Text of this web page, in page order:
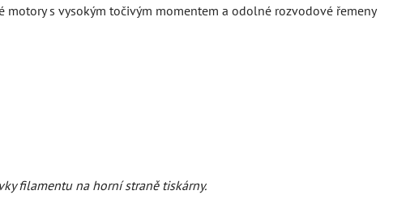
motory s vysokým točivým momentem a odolné rozvodové řemeny
filamentu na horní straně tiskárny.